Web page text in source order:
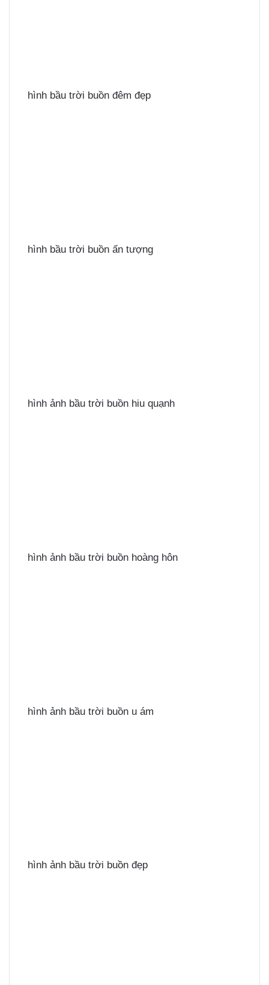
hình bầu trời buồn đêm đẹp
hình bầu trời buồn ấn tượng
hình ảnh bầu trời buồn hiu quạnh
hình ảnh bầu trời buồn hoàng hôn
hình ảnh bầu trời buồn u ám
hình ảnh bầu trời buồn đẹp